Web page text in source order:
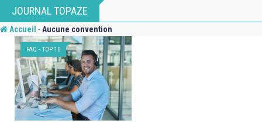
to
content
JOURNAL TOPAZE
Accueil -Aucune convention
FAQ - TOP 10